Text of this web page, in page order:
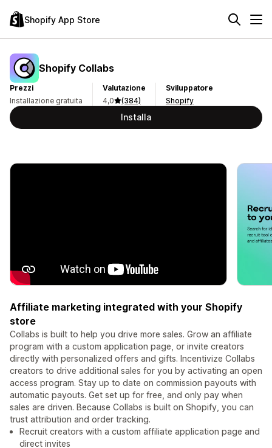
Shopify App Store
Shopify Collabs
Prezzi
Installazione gratuita
Valutazione
4,0
(384)
Sviluppatore
Shopify
Installa
Affiliate marketing integrated with your Shopify
store
Collabs is built to help you drive more sales. Grow an affiliate
program with a custom application page, or invite creators
directly with personalized offers and gifts. Incentivize Collabs
creators to drive additional sales for you by activating an open
access program. Stay up to date on commission payouts with
automatic payouts. Get set up for free, and only pay when
sales are driven. Because Collabs is built on Shopify, you can
trust attribution and order tracking.
Recruit creators with a custom affiliate application page and
direct invites